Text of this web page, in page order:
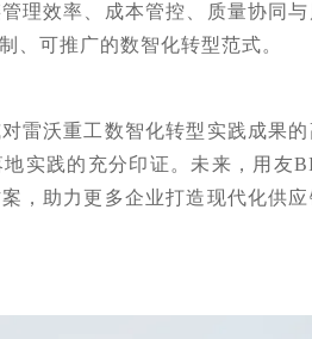
理效率、成本管控、质量协同
、可推广的数智化转型范式。
雷沃重工数智化转型实践成果
实践的充分印证。未来，用友
，助力更多企业打造现代化供